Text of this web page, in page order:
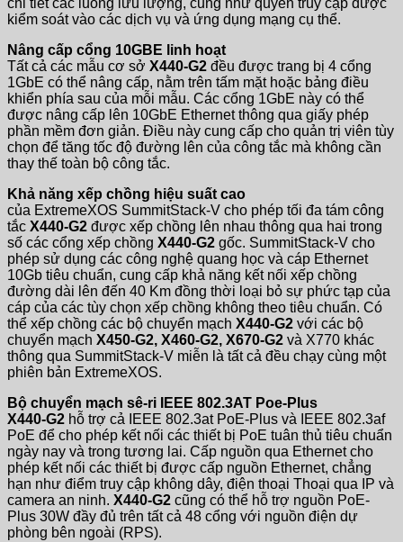
chi tiết các luồng lưu lượng, cũng như quyền truy cập được
kiểm soát vào các dịch vụ và ứng dụng mạng cụ thể.
Nâng cấp cổng 10GBE linh hoạt
Tất cả các mẫu cơ sở X440-G2 đều được trang bị 4 cổng
1GbE có thể nâng cấp, nằm trên tấm mặt hoặc bảng điều
khiển phía sau của mỗi mẫu. Các cổng 1GbE này có thể
được nâng cấp lên 10GbE Ethernet thông qua giấy phép
phần mềm đơn giản. Điều này cung cấp cho quản trị viên tùy
chọn để tăng tốc độ đường lên của công tắc mà không cần
thay thế toàn bộ công tắc.
Khả năng xếp chồng hiệu suất cao
của ExtremeXOS SummitStack-V cho phép tối đa tám công
tắc X440-G2 được xếp chồng lên nhau thông qua hai trong
số các cổng xếp chồng X440-G2 gốc. SummitStack-V cho
phép sử dụng các công nghệ quang học và cáp Ethernet
10Gb tiêu chuẩn, cung cấp khả năng kết nối xếp chồng
đường dài lên đến 40 Km đồng thời loại bỏ sự phức tạp của
cáp của các tùy chọn xếp chồng không theo tiêu chuẩn. Có
thể xếp chồng các bộ chuyển mạch X440-G2 với các bộ
chuyển mạch X450-G2, X460-G2, X670-G2 và X770 khác
thông qua SummitStack-V miễn là tất cả đều chạy cùng một
phiên bản ExtremeXOS.
Bộ chuyển mạch sê-ri IEEE 802.3AT Poe-Plus
X440-G2 hỗ trợ cả IEEE 802.3at PoE-Plus và IEEE 802.3af
PoE để cho phép kết nối các thiết bị PoE tuân thủ tiêu chuẩn
ngày nay và trong tương lai. Cấp nguồn qua Ethernet cho
phép kết nối các thiết bị được cấp nguồn Ethernet, chẳng
hạn như điểm truy cập không dây, điện thoại Thoại qua IP và
camera an ninh. X440-G2 cũng có thể hỗ trợ nguồn PoE-
Plus 30W đầy đủ trên tất cả 48 cổng với nguồn điện dự
phòng bên ngoài (RPS).